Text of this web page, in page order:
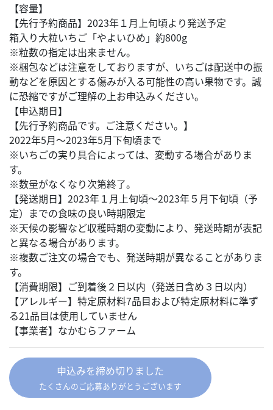
【容量】
【先行予約商品】2023年１月上旬頃より発送予定
箱入り大粒いちご「やよいひめ」約800g
※粒数の指定は出来ません。
※梱包などは注意をしておりますが、いちごは配送中の振
動などを原因とする傷みが入る可能性の高い果物です。誠
に恐縮ですがご理解の上お申込みください。
【申込期日】
【先行予約商品です。ご注意ください。】
2022年5月～2023年5月下旬頃まで
※いちごの実り具合によっては、変動する場合がありま
す。
※数量がなくなり次第終了。
【発送期日】2023年１月上旬頃～2023年５月下旬頃（予
定）までの食味の良い時期限定
※天候の影響など収穫時期の変動により、発送時期が表記
と異なる場合があります。
※複数ご注文の場合でも、発送時期が異なることがありま
す。
【消費期限】ご到着後２日以内（発送日含め３日以内）
【アレルギー】特定原材料7品目および特定原材料に準ず
る21品目は使用していません
【事業者】なかむらファーム
申込みを締め切りました
たくさんのご応募ありがとうございます